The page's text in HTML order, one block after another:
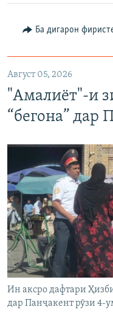
Ба дигарон
Август 05, 2026
"Амалиёт"-и
“бегона” дар
Ин аксро дафтари
дар Панҷакент рӯзи 4-